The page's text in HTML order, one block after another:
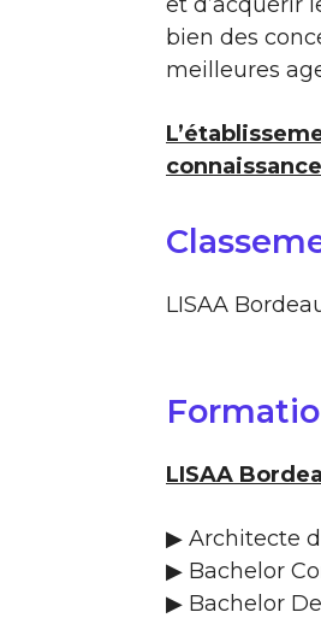
bien des
meilleures
LISAA
LISAA
▶ Architecte
▶ Bachelor
▶ Bachelor